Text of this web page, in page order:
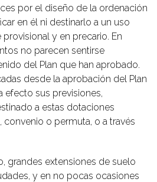
por el diseño de la ordenación
en él ni destinarlo a un uso
y en precario. En
no parecen sentirse
del Plan que han aprobado.
desde la aprobación del Plan
efecto sus previsiones,
a estas dotaciones
o permuta, o a través
grandes extensiones de suelo
y en no pocas ocasiones